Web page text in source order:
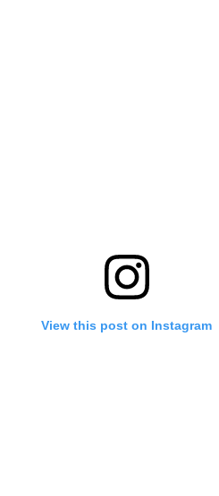
View this post on Instagram